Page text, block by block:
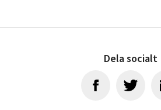
Dela socialt